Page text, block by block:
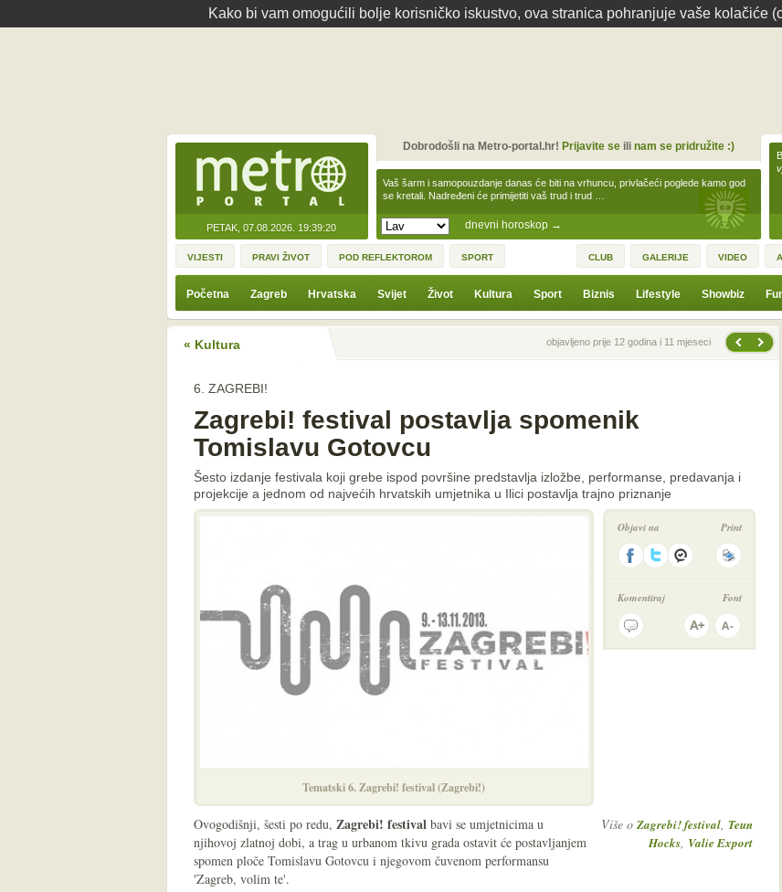
Kako bi vam omogućili bolje korisničko iskustvo, ova stranica pohranjuje vaše kolačiće
PETAK, 07.08.2026. 19:39:20 dnevni horoskop →
Vaš šarm i samopouzdanje danas će biti na vrhuncu, privlačeći poglede kamo god
se kretali. Nadređeni će primijetiti vaš trud i trud …
Dobrodošli na Metro-portal.hr! Prijavite seili nam se pridružite :)
VIJESTI PRAVI ŽIVOT POD REFLEKTOROM SPORT CLUB GALERIJE VIDEO
Početna Zagreb Hrvatska Svijet Život Kultura Sport Biznis Lifestyle Showbiz
« Kultura Prethodna vijestobjavljeno prije 12 godina i 11 mjeseci
6. ZAGREBI!
Zagrebi! festival postavlja spomenik
Tomislavu Gotovcu
Šesto izdanje festivala koji grebe ispod površine predstavlja izložbe, performanse, predavanja i
projekcije a jednom od najvećih hrvatskih umjetnika u Ilici postavlja trajno priznanje
Tematski 6. Zagrebi! festival (Zagrebi!)
Objavi na Print
Komentiraj Font
Više o Zagrebi! festival, Teun
Hocks, Valie Export
Ovogodišnji, šesti po redu, Zagrebi! festival bavi se umjetnicima u
njihovoj zlatnoj dobi, a trag u urbanom tkivu grada ostavit će postavljanjem
spomen ploče Tomislavu Gotovcu i njegovom čuvenom performansu
'Zagreb, volim te'.